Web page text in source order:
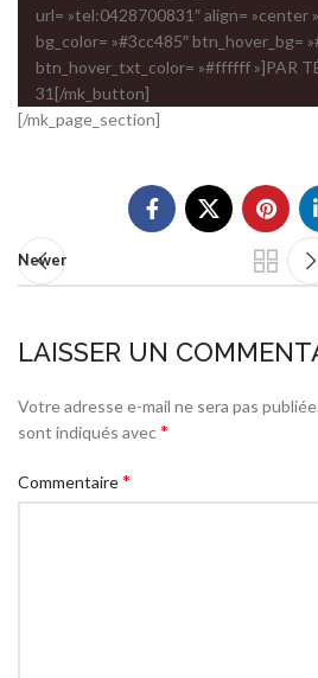
url= »tel:0428700831″ align= »center
bg_color= »#3cc485″ btn_hover_bg=
btn_hover_txt_color= »#ffffff »]PAR
31[/mk_button]
[/mk_page_section]
Newer
LAISSER UN
Votre adresse e-mail ne sera pas publiée.
sont indiqués avec*
Commentaire*